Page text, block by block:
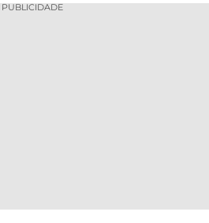
PUBLICIDADE